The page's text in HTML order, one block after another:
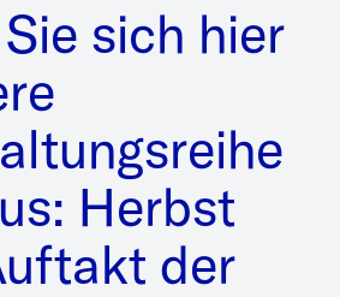
sich hier
Herbst
der